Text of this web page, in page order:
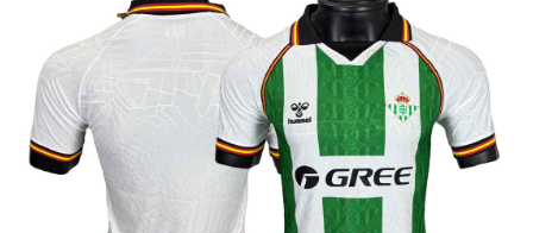
vybrať
na
stránke
produktu.